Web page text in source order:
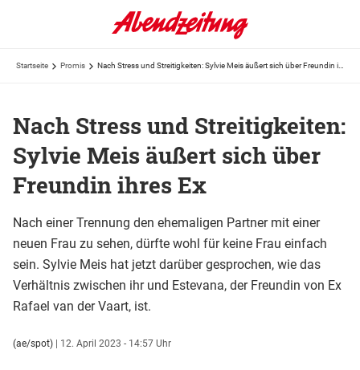
Startseite Promis
Nach Stress und Streitigkeiten:
Sylvie Meis äußert sich über
Freundin ihres Ex
Nach einer Trennung den ehemaligen Partner mit einer
neuen Frau zu sehen, dürfte wohl für keine Frau einfach
sein. Sylvie Meis hat jetzt darüber gesprochen, wie das
Verhältnis zwischen ihr und Estevana, der Freundin von Ex
Rafael van der Vaart, ist.
(ae/spot) | 12. April 2023 - 14:57 Uhr